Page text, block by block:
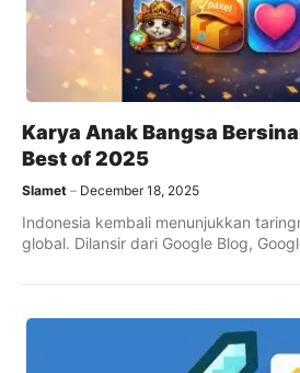
Karya Anak Bangsa
Best of 2025
Slamet December 18, 2025
Indonesia kembali menunjukkan
global. Dilansir dari Google Blog,